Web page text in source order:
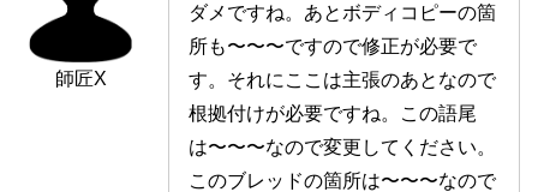
師匠X
ダメですね。あとボディコピーの箇
所も〜〜〜ですので修正が必要で
す。それにここは主張のあとなので
根拠付けが必要ですね。この語尾
は〜〜〜なので変更してください。
このブレッドの箇所は〜〜〜なので